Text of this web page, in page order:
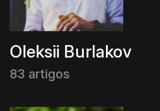
Oleksii Burlakov
83 artigos